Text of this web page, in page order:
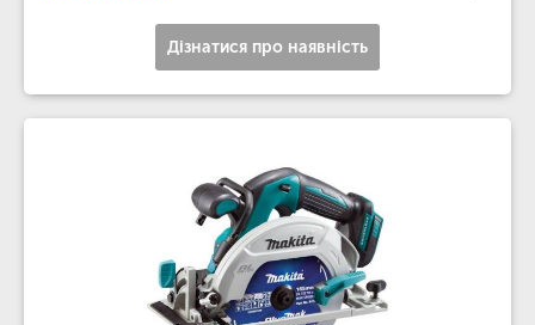
Дізнатися про наявність